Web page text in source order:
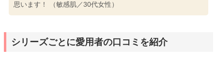
思います！ （敏感肌／30代女性）
シリーズごとに愛用者の口コミを紹介